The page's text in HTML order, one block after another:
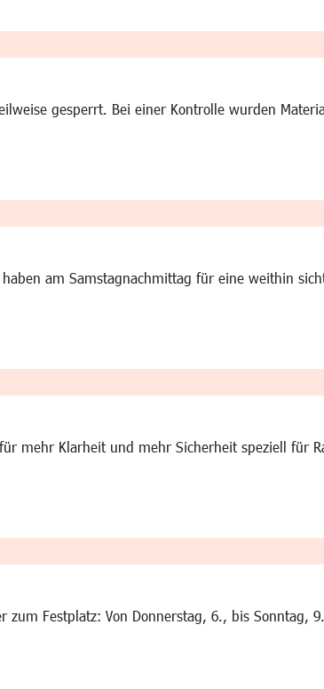
gesperrt. Bei einer Kontrolle wurden
am Samstagnachmittag für eine weithin
mehr Klarheit und mehr Sicherheit speziell für
Festplatz: Von Donnerstag, 6., bis Sonntag,